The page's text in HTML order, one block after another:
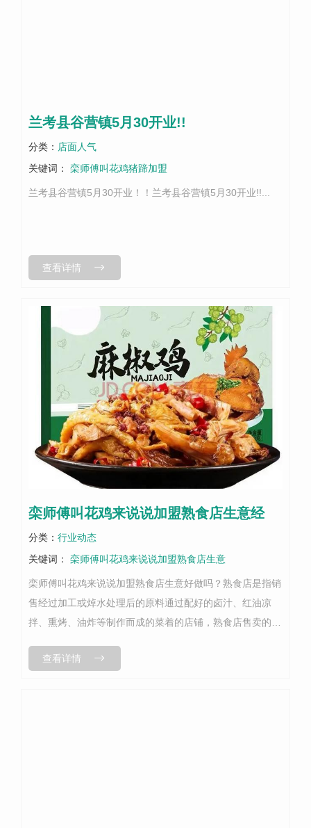
兰考县谷营镇5月30开业!!
分类： 店面人气
关键词：
栾师傅叫花鸡猪蹄加盟
兰考县谷营镇5月30开业！！兰考县谷营镇5月30开业!!...
查看详情
栾师傅叫花鸡来说说加盟熟食店生意经
分类： 行业动态
关键词：
栾师傅叫花鸡来说说加盟熟食店生意
栾师傅叫花鸡来说说加盟熟食店生意好做吗？熟食店是指销
售经过加工或焯水处理后的原料通过配好的卤汁、红油凉
拌、熏烤、油炸等制作而成的菜着的店铺，熟食店售卖的产
年来，随着人们生活节奏的加速，熟食...
查看详情